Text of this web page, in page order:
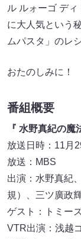
ル ルォーゴ デ
に大人気という
ムパスタ」のレ
おたのしみに！
番組概要
『 水野真紀の魔
放送日時：11月
放送：MBS
出演：水野真紀
規）、三ツ廣政
ゲスト：トミー
VTR出演：浅越